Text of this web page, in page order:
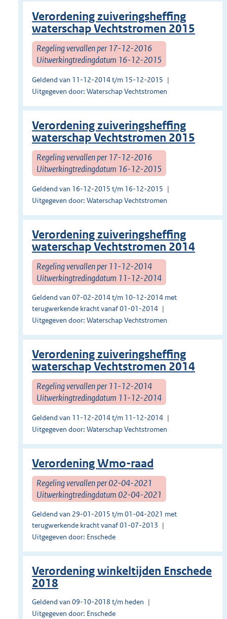
Verordening zuiveringsheffing
waterschap Vechtstromen 2015
Regeling vervallen per 17-12-2016
Uitwerkingtredingdatum 16-12-2015
Geldend van 11-12-2014 t/m 15-12-2015
Uitgegeven door: Waterschap Vechtstromen
Verordening zuiveringsheffing
waterschap Vechtstromen 2015
Regeling vervallen per 17-12-2016
Uitwerkingtredingdatum 16-12-2015
Geldend van 16-12-2015 t/m 16-12-2015
Uitgegeven door: Waterschap Vechtstromen
Verordening zuiveringsheffing
waterschap Vechtstromen 2014
Regeling vervallen per 11-12-2014
Uitwerkingtredingdatum 11-12-2014
Geldend van 07-02-2014 t/m 10-12-2014 met
terugwerkende kracht vanaf 01-01-2014
Uitgegeven door: Waterschap Vechtstromen
Verordening zuiveringsheffing
waterschap Vechtstromen 2014
Regeling vervallen per 11-12-2014
Uitwerkingtredingdatum 11-12-2014
Geldend van 11-12-2014 t/m 11-12-2014
Uitgegeven door: Waterschap Vechtstromen
Verordening Wmo-raad
Regeling vervallen per 02-04-2021
Uitwerkingtredingdatum 02-04-2021
Geldend van 29-01-2015 t/m 01-04-2021 met
terugwerkende kracht vanaf 01-07-2013
Uitgegeven door: Enschede
Verordening winkeltijden Enschede
2018
Geldend van 09-10-2018 t/m heden
Uitgegeven door: Enschede